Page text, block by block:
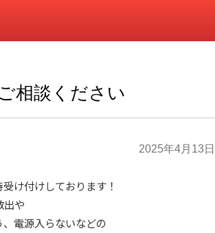
ご相談ください
2025年4月13日
け付けしております！
出や
電源入らないなどの